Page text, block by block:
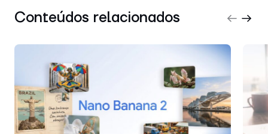
Conteúdos relacionados